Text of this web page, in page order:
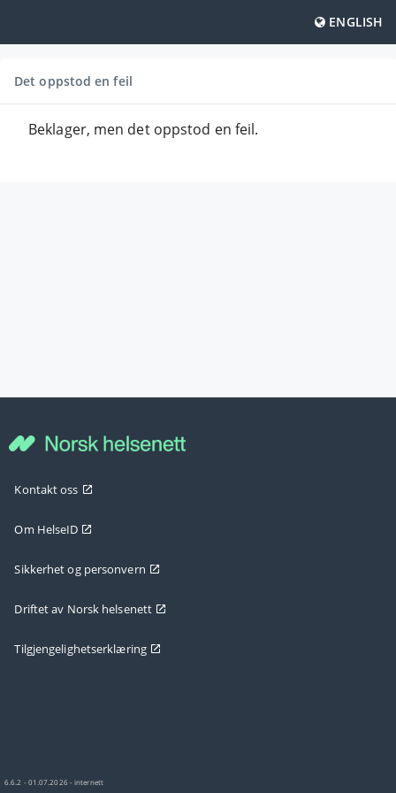
ENGLISH
Det oppstod en feil
Beklager, men det oppstod en feil.
Kontakt oss
Om HelseID
Sikkerhet og personvern
Driftet av Norsk helsenett
Tilgjengelighetserklæring
6.6.2 - 01.07.2026 - internett